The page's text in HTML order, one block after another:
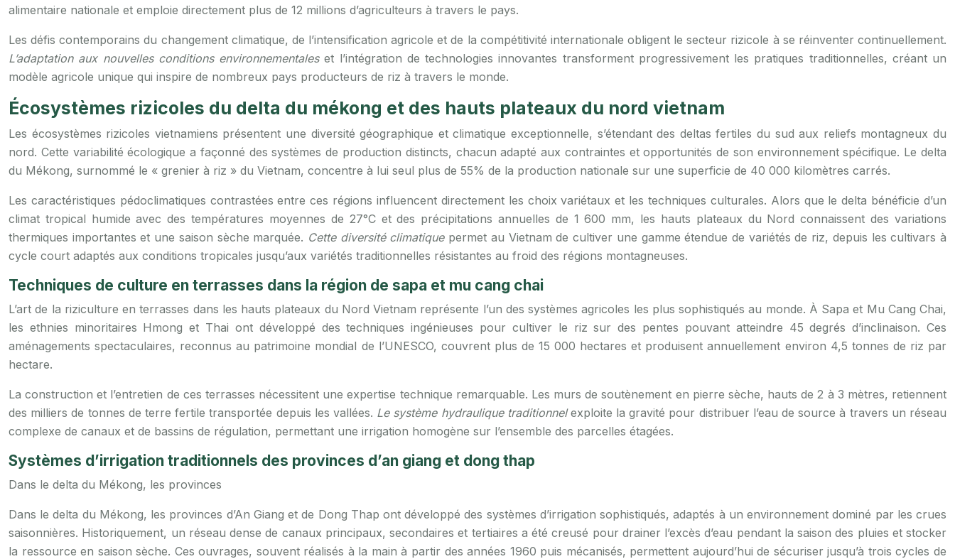
alimentaire nationale et emploie directement plus de 12 millions d’agriculteurs à travers le pays.
Les défis contemporains du changement climatique, de l’intensification agricole et de la compétitivité internationale obligent le secteur rizicole à se réinventer continuellement.
L’adaptation aux nouvelles conditions environnementaleset l’intégration de technologies innovantes transforment progressivement les pratiques traditionnelles, créant un
modèle agricole unique qui inspire de nombreux pays producteurs de riz à travers le monde.
Écosystèmes rizicoles du delta du mékong et des hauts plateaux du nord vietnam
Les écosystèmes rizicoles vietnamiens présentent une diversité géographique et climatique exceptionnelle, s’étendant des deltas fertiles du sud aux reliefs montagneux du
nord. Cette variabilité écologique a façonné des systèmes de production distincts, chacun adapté aux contraintes et opportunités de son environnement spécifique. Le delta
du Mékong, surnommé le « grenier à riz » du Vietnam, concentre à lui seul plus de 55% de la production nationale sur une superficie de 40 000 kilomètres carrés.
Les caractéristiques pédoclimatiques contrastées entre ces régions influencent directement les choix variétaux et les techniques culturales. Alors que le delta bénéficie d’un
climat tropical humide avec des températures moyennes de 27°C et des précipitations annuelles de 1 600 mm, les hauts plateaux du Nord connaissent des variations
thermiques importantes et une saison sèche marquée. Cette diversité climatiquepermet au Vietnam de cultiver une gamme étendue de variétés de riz, depuis les cultivars à
cycle court adaptés aux conditions tropicales jusqu’aux variétés traditionnelles résistantes au froid des régions montagneuses.
Techniques de culture en terrasses dans la région de sapa et mu cang chai
L’art de la riziculture en terrasses dans les hauts plateaux du Nord Vietnam représente l’un des systèmes agricoles les plus sophistiqués au monde. À Sapa et Mu Cang Chai,
les ethnies minoritaires Hmong et Thai ont développé des techniques ingénieuses pour cultiver le riz sur des pentes pouvant atteindre 45 degrés d’inclinaison. Ces
aménagements spectaculaires, reconnus au patrimoine mondial de l’UNESCO, couvrent plus de 15 000 hectares et produisent annuellement environ 4,5 tonnes de riz par
hectare.
La construction et l’entretien de ces terrasses nécessitent une expertise technique remarquable. Les murs de soutènement en pierre sèche, hauts de 2 à 3 mètres, retiennent
des milliers de tonnes de terre fertile transportée depuis les vallées. Le système hydraulique traditionnelexploite la gravité pour distribuer l’eau de source à travers un réseau
complexe de canaux et de bassins de régulation, permettant une irrigation homogène sur l’ensemble des parcelles étagées.
Systèmes d’irrigation traditionnels des provinces d’an giang et dong thap
Dans le delta du Mékong, les provinces
Dans le delta du Mékong, les provinces d’An Giang et de Dong Thap ont développé des systèmes d’irrigation sophistiqués, adaptés à un environnement dominé par les crues
saisonnières. Historiquement, un réseau dense de canaux principaux, secondaires et tertiaires a été creusé pour drainer l’excès d’eau pendant la saison des pluies et stocker
la ressource en saison sèche. Ces ouvrages, souvent réalisés à la main à partir des années 1960 puis mécanisés, permettent aujourd’hui de sécuriser jusqu’à trois cycles de